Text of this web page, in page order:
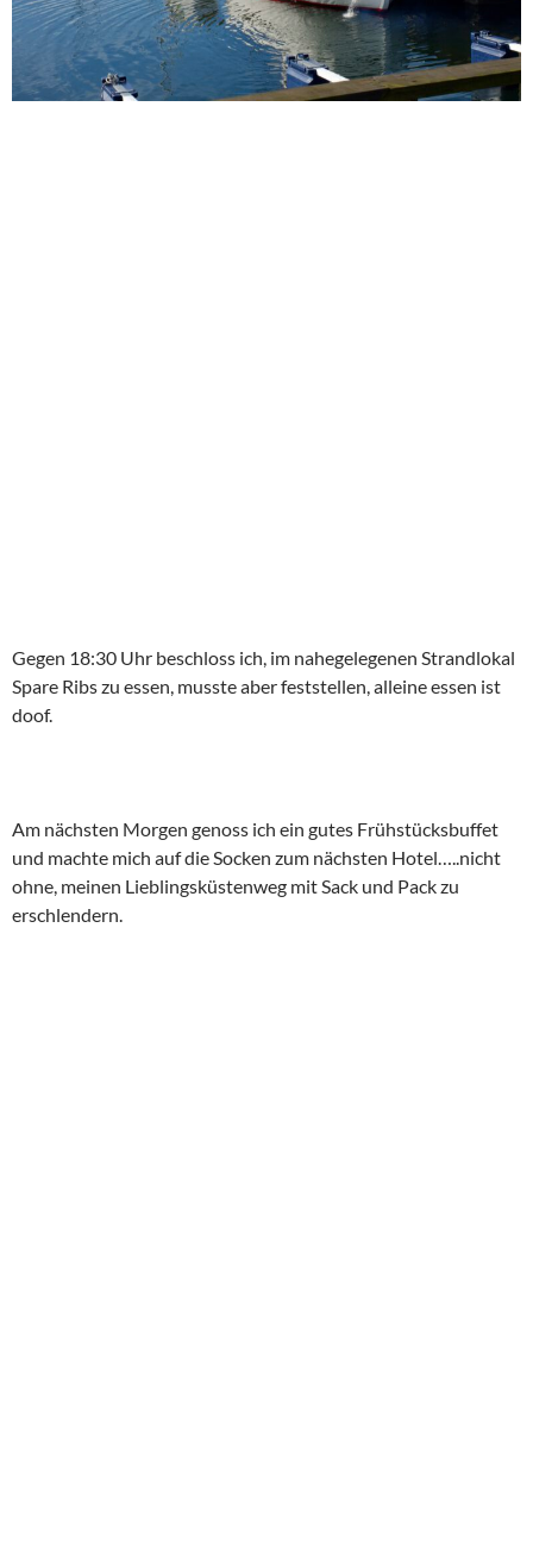
Gegen 18:30 Uhr beschloss ich, im nahegelegenen Strandlokal
Spare Ribs zu essen, musste aber feststellen, alleine essen ist
doof.
Am nächsten Morgen genoss ich ein gutes Frühstücksbuffet
und machte mich auf die Socken zum nächsten Hotel…..nicht
ohne, meinen Lieblingsküstenweg mit Sack und Pack zu
erschlendern.